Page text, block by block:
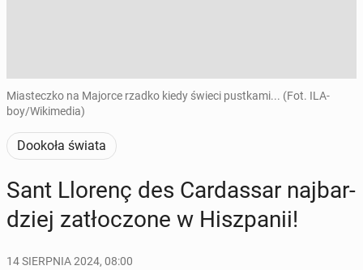
Miasteczko na Majorce rzadko kiedy świeci pustkami... (Fot. ILA-
boy/Wikimedia)
Dookoła świata
Sant Llorenç des Car­das­sar naj­bar­
dziej za­tło­czo­ne w Hisz­pa­nii!
14 SIERPNIA 2024, 08:00